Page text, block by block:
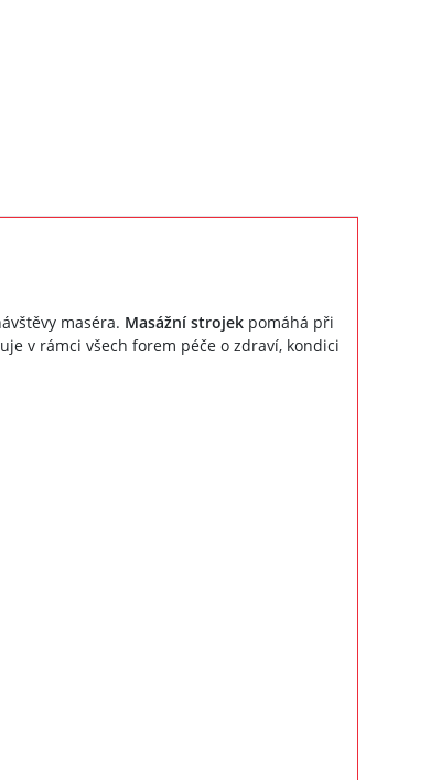
maséra. Masážní strojekpomáhá při
v rámci všech forem péče o zdraví, kondici